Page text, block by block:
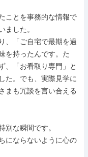
ことを事務的な情報で
ました。
、「ご自宅で最期を過
を持ったんです。た
、「お看取り専門」と
た。でも、実際見学に
まも冗談を言い合える
別な瞬間です。
にならないように心の